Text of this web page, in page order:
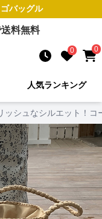
バッグル
料無料
0 0
人気ランキング
ッシュなシルエット！